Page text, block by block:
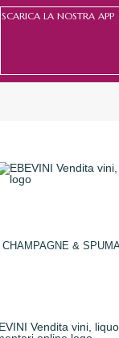
SCARICA LA NOSTRA
CHAMPAGNE &